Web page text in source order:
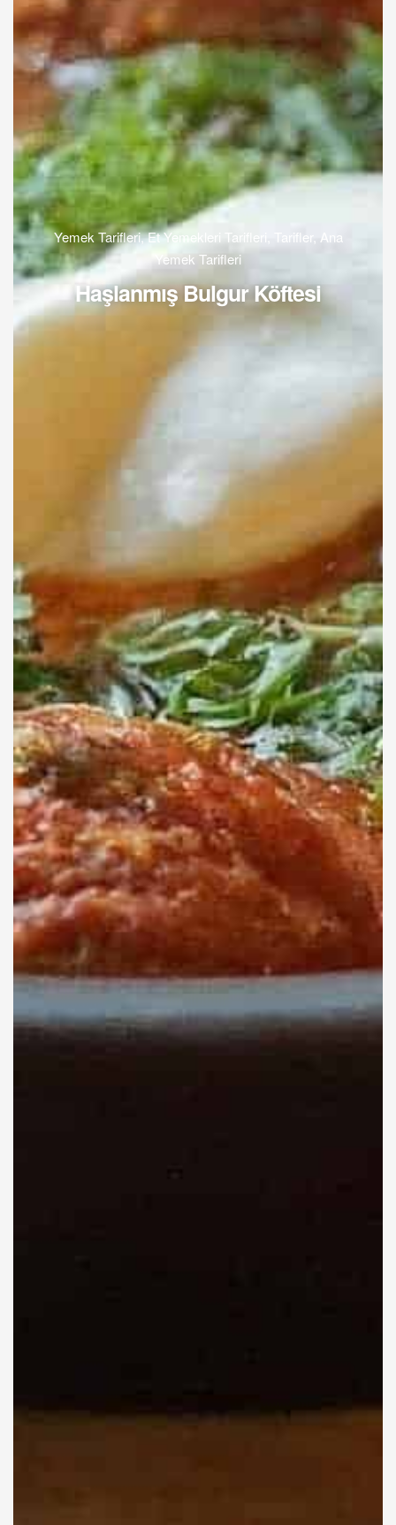
Yemek Tarifleri,Et Yemekleri Tarifleri Tarifler, Ana
Yemek Tarifleri
Haşlanmış Bulgur Köftesi